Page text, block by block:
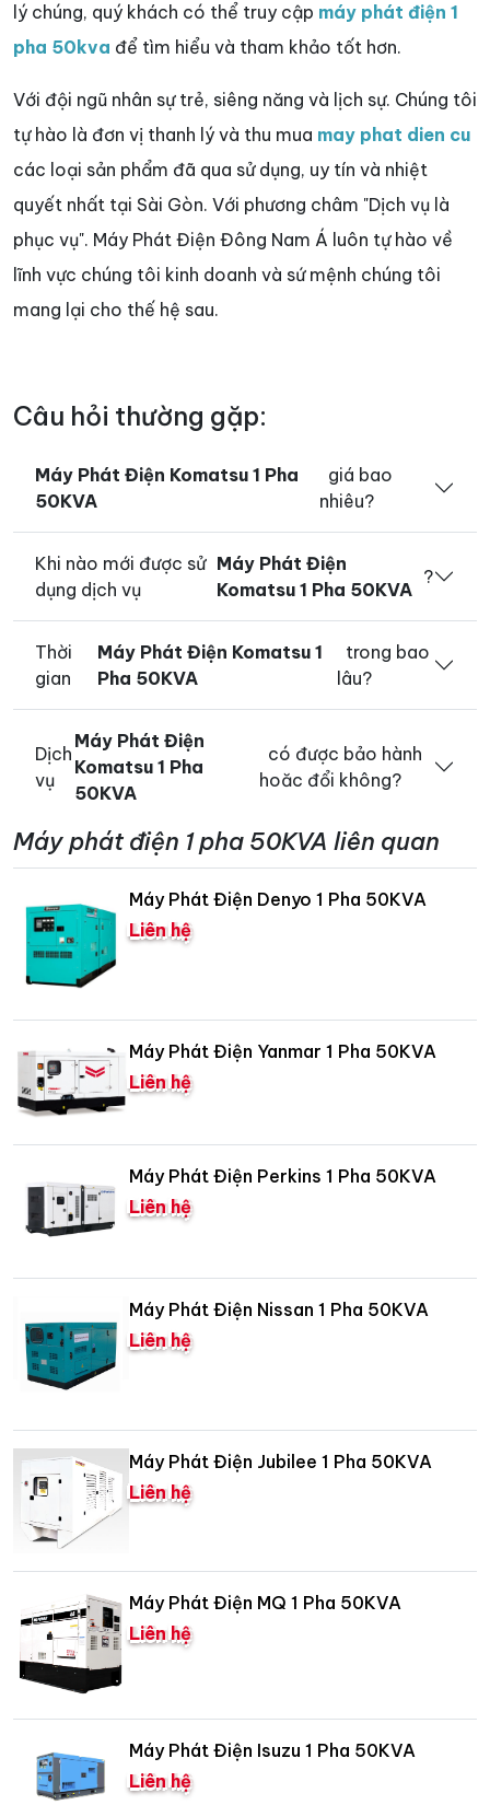
lý chúng, quý khách có thể truy cập máy phát điện 1
pha 50kva để tìm hiểu và tham khảo tốt hơn.
Với đội ngũ nhân sự trẻ, siêng năng và lịch sự. Chúng tôi
tự hào là đơn vị thanh lý và thu mua may phat dien cu
các loại sản phẩm đã qua sử dụng, uy tín và nhiệt
quyết nhất tại Sài Gòn. Với phương châm "Dịch vụ là
phục vụ". Máy Phát Điện Đông Nam Á luôn tự hào về
lĩnh vực chúng tôi kinh doanh và sứ mệnh chúng tôi
mang lại cho thế hệ sau.
Câu hỏi thường gặp:
Máy Phát Điện Komatsu 1 Pha
50KVA
giá bao
nhiêu?
Khi nào mới được sử
dụng dịch vụ
Máy Phát Điện
Komatsu 1 Pha 50KVA
?
Thời
gian
Máy Phát Điện Komatsu 1
Pha 50KVA
trong bao
lâu?
Dịch
vụ
Máy Phát Điện
Komatsu 1 Pha
50KVA
có được bảo hành
hoăc đổi không?
Máy phát điện 1 pha 50KVA liên quan
Máy Phát Điện Denyo 1 Pha 50KVA
Liên hệ
Máy Phát Điện Yanmar 1 Pha 50KVA
Liên hệ
Máy Phát Điện Perkins 1 Pha 50KVA
Liên hệ
Máy Phát Điện Nissan 1 Pha 50KVA
Liên hệ
Máy Phát Điện Jubilee 1 Pha 50KVA
Liên hệ
Máy Phát Điện MQ 1 Pha 50KVA
Liên hệ
Máy Phát Điện Isuzu 1 Pha 50KVA
Liên hệ